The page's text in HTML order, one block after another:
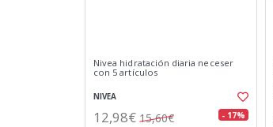
Nivea hidratación diaria neceser
con 5 artículos
NIVEA
12,98€ 15,60€ - 17%